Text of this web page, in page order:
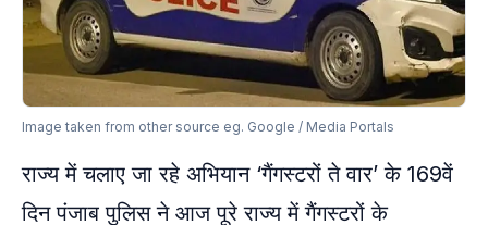
Image taken from other source eg. Google / Media Portals
राज्य में चलाए जा रहे अभियान ‘गैंगस्टरों ते वार’ के 169वें
दिन पंजाब पुलिस ने आज पूरे राज्य में गैंगस्टरों के